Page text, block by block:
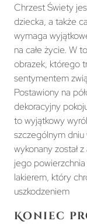
Chrzest Świety
dziecka, a także
wymaga
na całe życie. W
obrazek, którego
sentymentem
Postawiony na
dekoracyjny
to wyjątkowy
szczególnym
wykonany został
jego
lakierem, który
uszkodzeniem
Koniec